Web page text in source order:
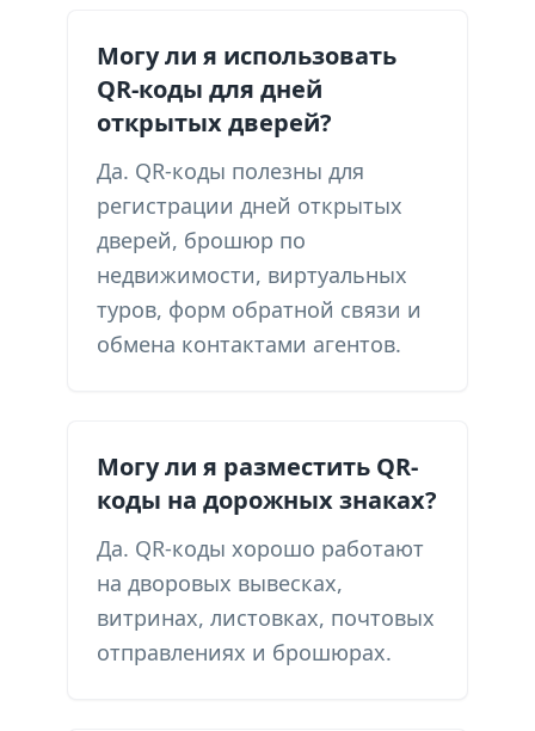
Могу ли я использовать
QR-коды для дней
открытых дверей?
Да. QR-коды полезны для
регистрации дней открытых
дверей, брошюр по
недвижимости, виртуальных
туров, форм обратной связи и
обмена контактами агентов.
Могу ли я разместить QR-
коды на дорожных знаках?
Да. QR-коды хорошо работают
на дворовых вывесках,
витринах, листовках, почтовых
отправлениях и брошюрах.